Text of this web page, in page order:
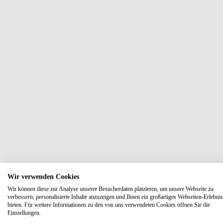
Wir verwenden Cookies
Wir können diese zur Analyse unserer Besucherdaten platzieren, um unsere Webseite zu
verbessern, personalisierte Inhalte anzuzeigen und Ihnen ein großartiges Webseiten-
bieten. Für weitere Informationen zu den von uns verwendeten Cookies öffnen Sie die
Einstellungen.